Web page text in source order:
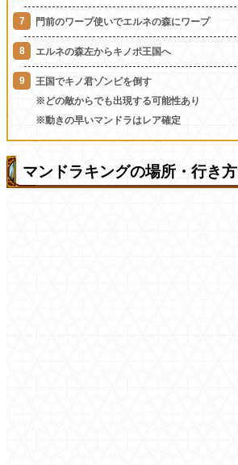
門前のワープ使いでエルネの森にワープ
エルネの森左からキノポ王国へ
王国でキノ君ゾンビを倒す
※どの敵からでも出現する可能性あり
※動きの早いマンドラはレア確定
マンドラキングの場所・行き方